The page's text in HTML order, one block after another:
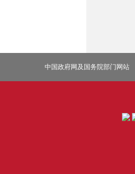
中国政府网及国务院部门网站